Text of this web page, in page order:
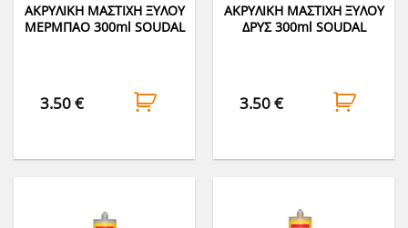
ΑΚΡΥΛΙΚΗ ΜΑΣΤΙΧΗ ΞΥΛΟΥ
ΜΕΡΜΠΑΟ 300ml SOUDAL
3.50€
ΑΚΡΥΛΙΚΗ ΜΑΣΤΙΧΗ ΞΥΛΟΥ
ΔΡΥΣ 300ml SOUDAL
3.50€